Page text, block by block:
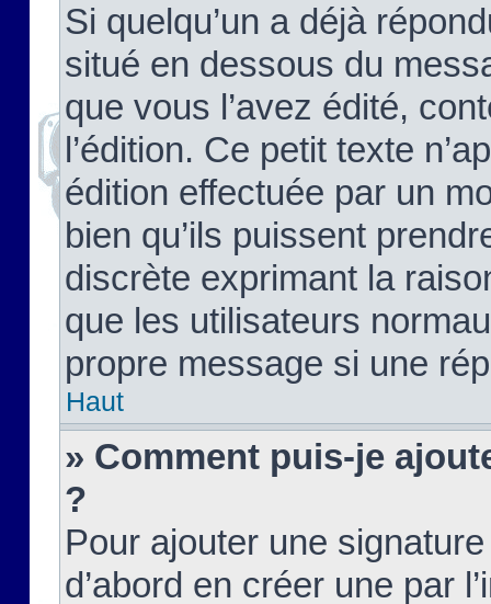
Si quelqu’un a déjà
situé en dessous du
que vous l’avez édité,
l’édition. Ce petit texte
édition effectuée par un
bien qu’ils puissent
discrète exprimant la
que les utilisateurs
propre message si une
Haut
» Comment puis-je
?
Pour ajouter une
d’abord en créer une par